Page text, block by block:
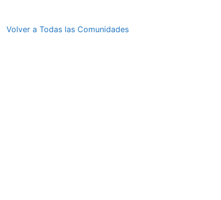
Volver a Todas las Comunidades